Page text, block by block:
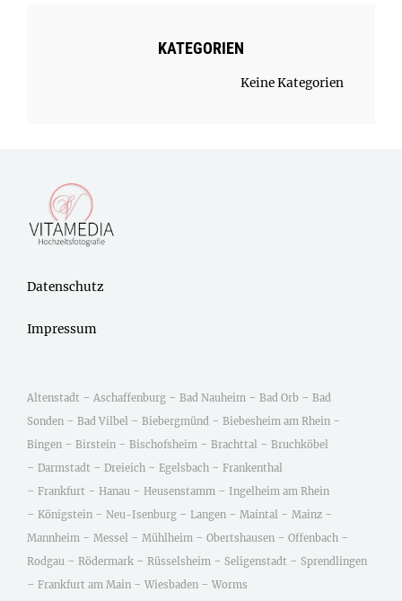
KATEGORIEN
Keine Kategorien
Datenschutz
Impressum
Altenstadt - Aschaffenburg - Bad Nauheim - Bad Orb - Bad
Sonden - Bad Vilbel - Biebergmünd - Biebesheim am Rhein -
Bingen - Birstein - Bischofsheim - Brachttal - Bruchköbel
- Darmstadt - Dreieich - Egelsbach - Frankenthal
- Frankfurt - Hanau - Heusenstamm - Ingelheim am Rhein
- Königstein - Neu-Isenburg - Langen - Maintal - Mainz -
Mannheim - Messel - Mühlheim - Obertshausen - Offenbach -
Rodgau - Rödermark - Rüsselsheim - Seligenstadt - Sprendlingen
- Frankfurt am Main - Wiesbaden - Worms